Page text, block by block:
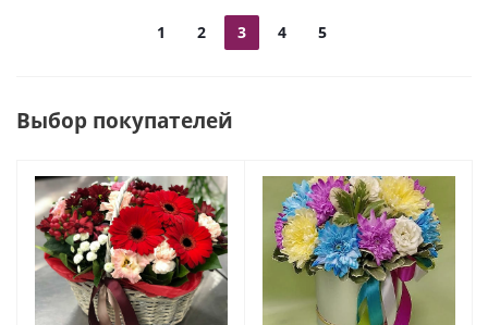
1 2 3 4 5
Выбор покупателей